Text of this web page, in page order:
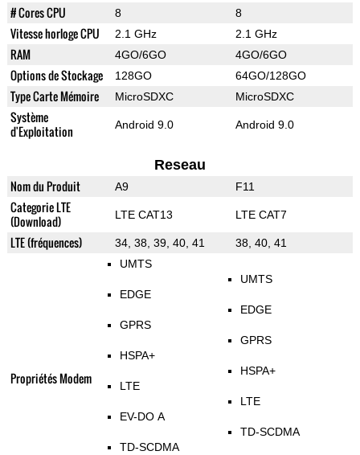
# Cores CPU
8 8
Vitesse horloge CPU 2.1 GHz 2.1 GHz
RAM 4GO/6GO 4GO/6GO
Options de Stockage 128GO 64GO/128GO
Type Carte Mémoire MicroSDXC MicroSDXC
Système
d'Exploitation
Android 9.0 Android 9.0
Reseau
Nom du Produit A9 F11
Categorie LTE
(Download)
LTE CAT13 LTE CAT7
LTE (fréquences) 34, 38, 39, 40, 41 38, 40, 41
Propriétés Modem
UMTS
EDGE
GPRS
HSPA+
LTE
EV-DO A
TD-SCDMA
UMTS
EDGE
GPRS
HSPA+
LTE
TD-SCDMA